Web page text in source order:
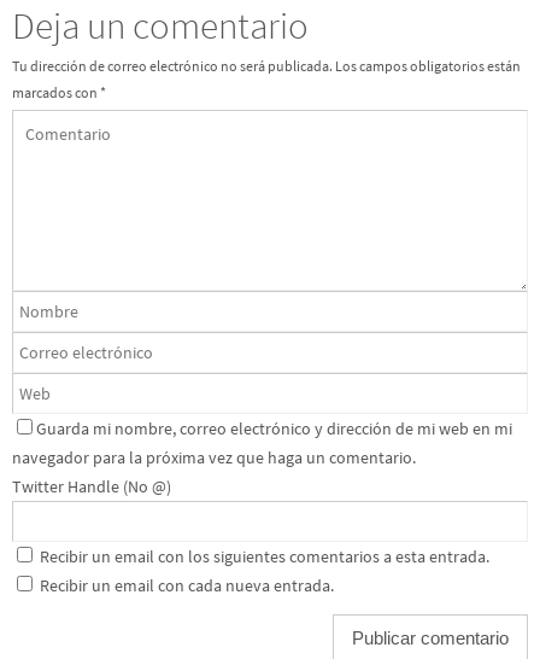
Deja un comentario
Tu dirección de correo electrónico no será publicada. Los campos obligatorios están
marcados con *
Guarda mi nombre, correo electrónico y dirección de mi web en mi
navegador para la próxima vez que haga un comentario.
Twitter Handle (No @)
Recibir un email con los siguientes comentarios a esta entrada.
Recibir un email con cada nueva entrada.